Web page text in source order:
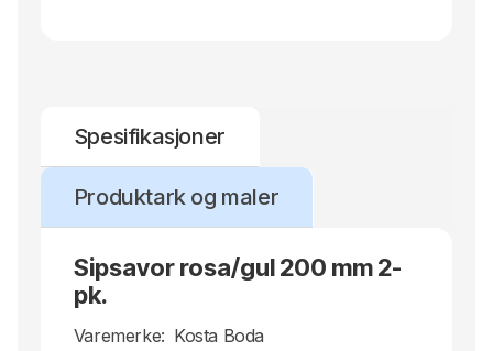
Spesifikasjoner
Produktark og maler
Sipsavor rosa/gul 200 mm 2-
pk.
Varemerke: Kosta Boda